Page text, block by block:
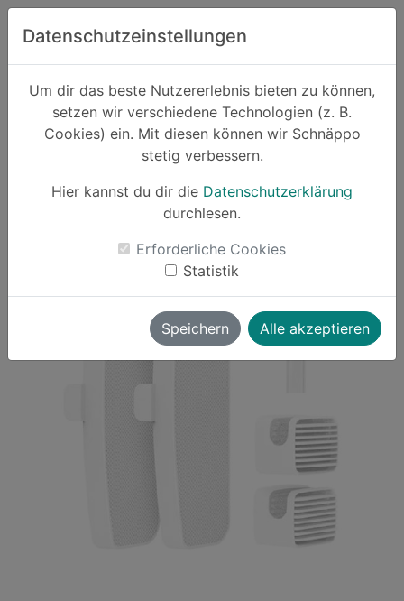
Zum Hauptinhalt springen
Datenschutzeinstellungen
Um dir das beste Nutzererlebnis bieten zu können,
setzen wir verschiedene Technologien (z. B.
Cookies) ein. Mit diesen können wir Schnäppo
stetig verbessern.
Hier kannst du dir die Datenschutzerklärung
durchlesen.
Erforderliche Cookies
Statistik
Speichern Alle akzeptieren
Suchen
Schnäppchen Haushalt und Garten
Cashback